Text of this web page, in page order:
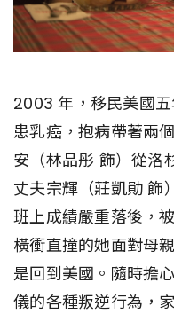
2003 年，移民美國
患乳癌，抱病帶著兩
安（林品彤 飾）從洛
丈夫宗輝（莊凱勛 飾
班上成績嚴重落後，
橫衝直撞的她面對母
是回到美國。隨時擔
儀的各種叛逆行為，